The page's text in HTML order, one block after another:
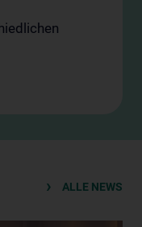
ALLE NEWS